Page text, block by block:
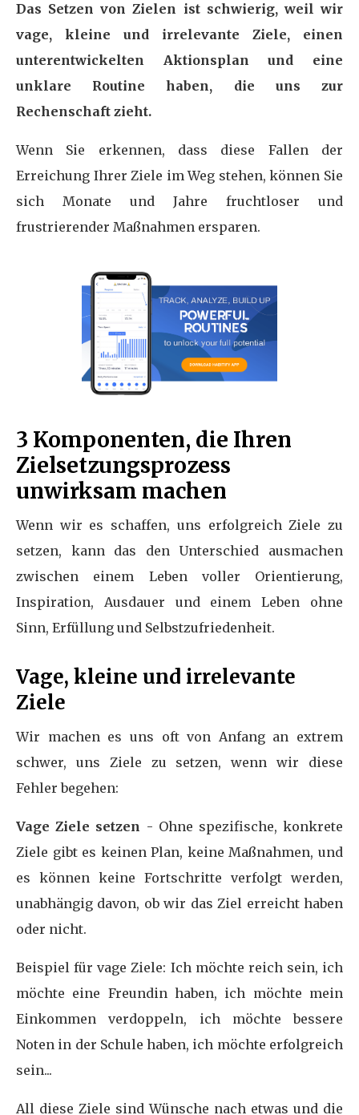
Das Setzen von Zielen ist schwierig, weil wir
vage, kleine und irrelevante Ziele, einen
unterentwickelten Aktionsplan und eine
unklare Routine haben, die uns zur
Rechenschaft zieht.
Wenn Sie erkennen, dass diese Fallen der
Erreichung Ihrer Ziele im Weg stehen, können Sie
sich Monate und Jahre fruchtloser und
frustrierender Maßnahmen ersparen.
3 Komponenten, die Ihren
Zielsetzungsprozess
unwirksam machen
Wenn wir es schaffen, uns erfolgreich Ziele zu
setzen, kann das den Unterschied ausmachen
zwischen einem Leben voller Orientierung,
Inspiration, Ausdauer und einem Leben ohne
Sinn, Erfüllung und Selbstzufriedenheit.
Vage, kleine und irrelevante
Ziele
Wir machen es uns oft von Anfang an extrem
schwer, uns Ziele zu setzen, wenn wir diese
Fehler begehen:
Vage Ziele setzen - Ohne spezifische, konkrete
Ziele gibt es keinen Plan, keine Maßnahmen, und
es können keine Fortschritte verfolgt werden,
unabhängig davon, ob wir das Ziel erreicht haben
oder nicht.
Beispiel für vage Ziele: Ich möchte reich sein, ich
möchte eine Freundin haben, ich möchte mein
Einkommen verdoppeln, ich möchte bessere
Noten in der Schule haben, ich möchte erfolgreich
sein...
All diese Ziele sind Wünsche nach etwas und die